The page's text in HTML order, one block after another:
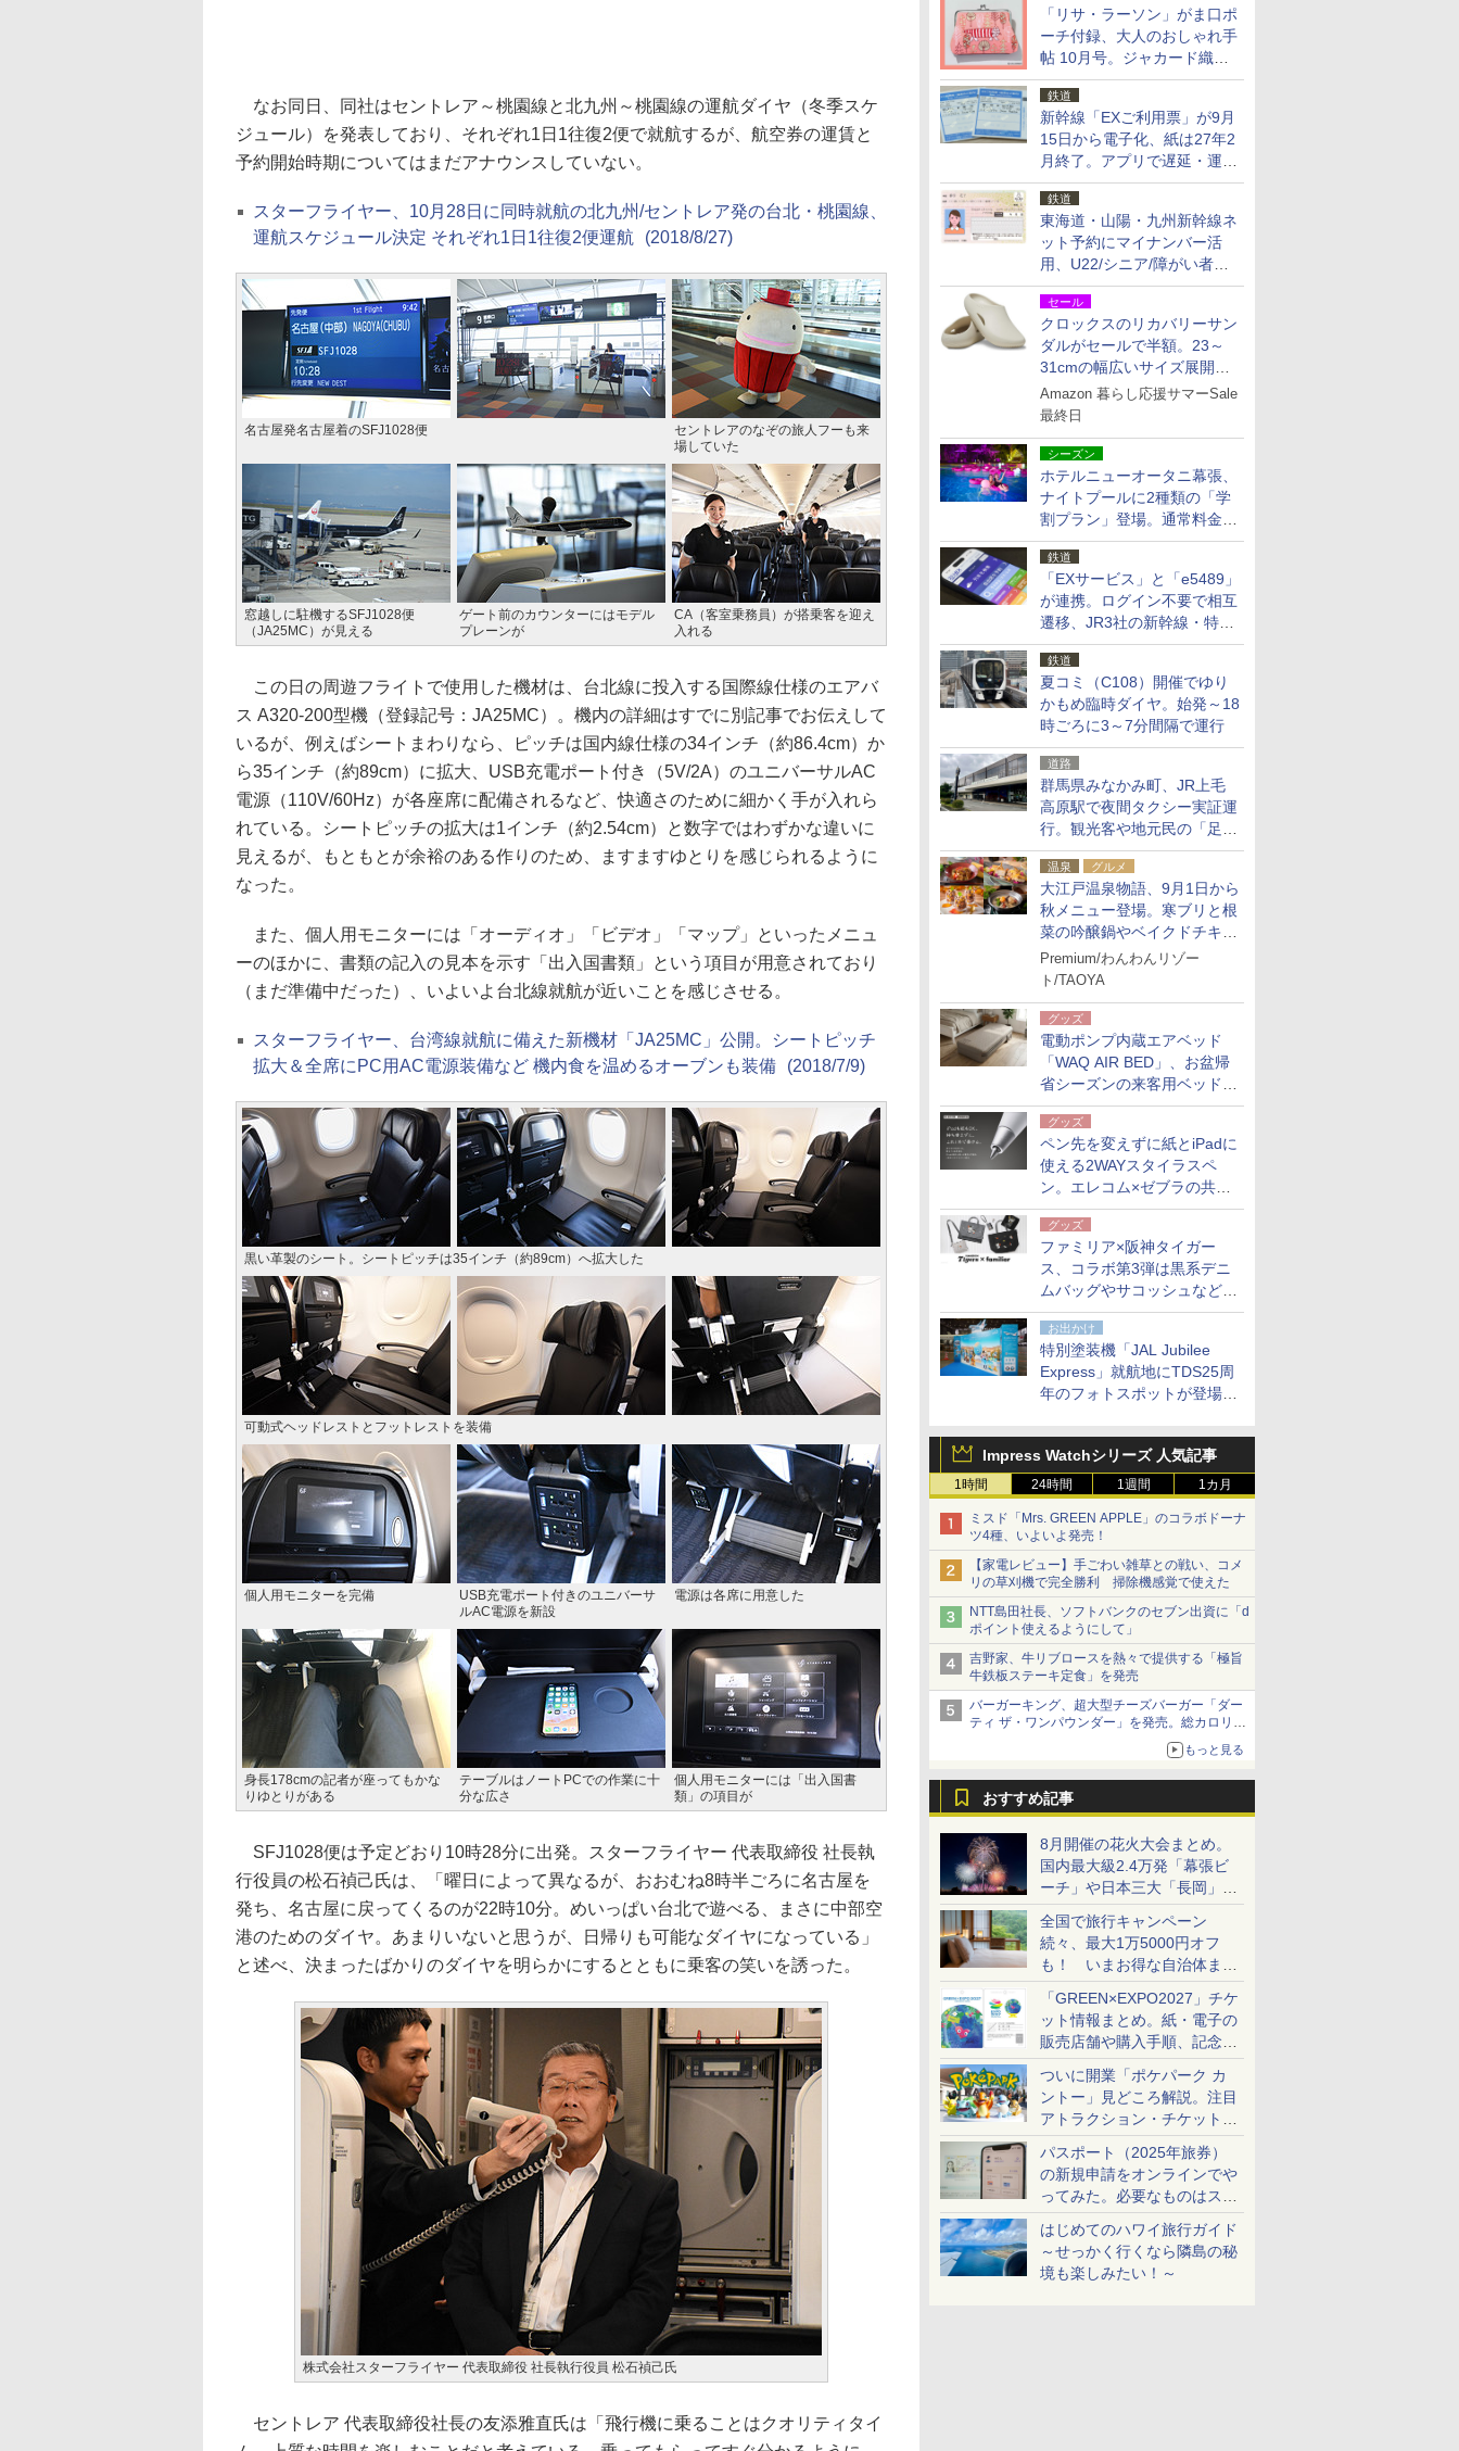
「リサ・ラーソン」がま口ポ
ーチ付録、大人のおしゃれ手
帖 10月号。ジャカード織の
北欧猫デザイン
鉄道
新幹線「EXご利用票」が9月
15日から電子化、紙は27年2
月終了。アプリで遅延・運休
も確認可能に
鉄道
東海道・山陽・九州新幹線ネ
ット予約にマイナンバー活
用、U22/シニア/障がい者割
を9月15日から発売
セール
クロックスのリカバリーサン
ダルがセールで半額。23～
31cmの幅広いサイズ展開、
独自のクッション素材を採用
Amazon 暮らし応援サマーSale
最終日
シーズン
ホテルニューオータニ幕張、
ナイトプールに2種類の「学
割プラン」登場。通常料金の
およそ半額でお得に夜活
鉄道
「EXサービス」と「e5489」
が連携。ログイン不要で相互
遷移、JR3社の新幹線・特急
予約をアプリで一括確認
鉄道
夏コミ（C108）開催でゆり
かもめ臨時ダイヤ。始発～18
時ごろに3～7分間隔で運行
道路
群馬県みなかみ町、JR上毛
高原駅で夜間タクシー実証運
行。観光客や地元民の「足が
ない」課題解消へ、木金土に
2台体制
温泉 グルメ
大江戸温泉物語、9月1日から
秋メニュー登場。寒ブリと根
菜の吟醸鍋やベイクドチキ
ン、ショコラ＆栗スイーツも
食べ放題に
Premium/わんわんリゾー
ト/TAOYA
グッズ
電動ポンプ内蔵エアベッド
「WAQ AIR BED」、お盆帰
省シーズンの来客用ベッドに
も。使用後は収納バッグでコ
ンパクトに保管
グッズ
ペン先を変えずに紙とiPadに
使える2WAYスタイラスペ
ン。エレコム×ゼブラの共同
開発
グッズ
ファミリア×阪神タイガー
ス、コラボ第3弾は黒系デニ
ムバッグやサコッシュなど6
点。8月21日オンラインスト
アで発売
お出かけ
特別塗装機「JAL Jubilee
Express」就航地にTDS25周
年のフォトスポットが登場。
Impress Watchシリーズ 人気記事
1時間 24時間 1週間 1カ月
ミスド「Mrs. GREEN APPLE」のコラボドーナ
ツ4種、いよいよ発売！
【家電レビュー】手ごわい雑草との戦い、コメ
リの草刈機で完全勝利 掃除機感覚で使えた
NTT島田社長、ソフトバンクのセブン出資に「d
ポイント使えるようにして」
吉野家、牛リブロースを熱々で提供する「極旨
牛鉄板ステーキ定食」を発売
バーガーキング、超大型チーズバーガー「ダー
ティ ザ・ワンパウンダー」を発売。総カロリー
もっと見る
おすすめ記事
8月開催の花火大会まとめ。
国内最大級2.4万発「幕張ビ
ーチ」や日本三大「長岡」な
ど大型イベント目白押し！
全国で旅行キャンペーン
続々、最大1万5000円オフ
も！ いまお得な自治体まと
め
「GREEN×EXPO2027」チケ
ット情報まとめ。紙・電子の
販売店舗や購入手順、記念チ
ケットも解説
ついに開業「ポケパーク カ
ントー」見どころ解説。注目
アトラクション・チケット手
配・来場前に必要な準備は？
パスポート（2025年旅券）
の新規申請をオンラインでや
ってみた。必要なものはスマ
ホとマイナカードのみ
はじめてのハワイ旅行ガイド
～せっかく行くなら隣島の秘
境も楽しみたい！～
なお同日、同社はセントレア～桃園線と北九州～桃園線の運航ダイヤ（冬季スケ
ジュール）を発表しており、それぞれ1日1往復2便で就航するが、航空券の運賃と
予約開始時期についてはまだアナウンスしていない。
スターフライヤー、10月28日に同時就航の北九州/セントレア発の台北・桃園線、
運航スケジュール決定 それぞれ1日1往復2便運航
(2018/8/27)
名古屋発名古屋着のSFJ1028便
セントレアのなぞの旅人フーも来
場していた
窓越しに駐機するSFJ1028便
（JA25MC）が見える
ゲート前のカウンターにはモデル
プレーンが
CA（客室乗務員）が搭乗客を迎え
入れる
この日の周遊フライトで使用した機材は、台北線に投入する国際線仕様のエアバ
ス A320-200型機（登録記号：JA25MC）。機内の詳細はすでに別記事でお伝えして
いるが、例えばシートまわりなら、ピッチは国内線仕様の34インチ（約86.4cm）か
ら35インチ（約89cm）に拡大、USB充電ポート付き（5V/2A）のユニバーサルAC
電源（110V/60Hz）が各座席に配備されるなど、快適さのために細かく手が入れら
れている。シートピッチの拡大は1インチ（約2.54cm）と数字ではわずかな違いに
見えるが、もともとが余裕のある作りのため、ますますゆとりを感じられるように
なった。
また、個人用モニターには「オーディオ」「ビデオ」「マップ」といったメニュ
ーのほかに、書類の記入の見本を示す「出入国書類」という項目が用意されており
（まだ準備中だった）、いよいよ台北線就航が近いことを感じさせる。
スターフライヤー、台湾線就航に備えた新機材「JA25MC」公開。シートピッチ
拡大＆全席にPC用AC電源装備など 機内食を温めるオーブンも装備
(2018/7/9)
黒い革製のシート。シートピッチは35インチ（約89cm）へ拡大した
可動式ヘッドレストとフットレストを装備
個人用モニターを完備
USB充電ポート付きのユニバーサ
ルAC電源を新設
電源は各席に用意した
身長178cmの記者が座ってもかな
りゆとりがある
テーブルはノートPCでの作業に十
分な広さ
個人用モニターには「出入国書
類」の項目が
SFJ1028便は予定どおり10時28分に出発。スターフライヤー 代表取締役 社長執
行役員の松石禎己氏は、「曜日によって異なるが、おおむね8時半ごろに名古屋を
発ち、名古屋に戻ってくるのが22時10分。めいっぱい台北で遊べる、まさに中部空
港のためのダイヤ。あまりいないと思うが、日帰りも可能なダイヤになっている」
と述べ、決まったばかりのダイヤを明らかにするとともに乗客の笑いを誘った。
株式会社スターフライヤー 代表取締役 社長執行役員 松石禎己氏
セントレア 代表取締役社長の友添雅直氏は「飛行機に乗ることはクオリティタイ